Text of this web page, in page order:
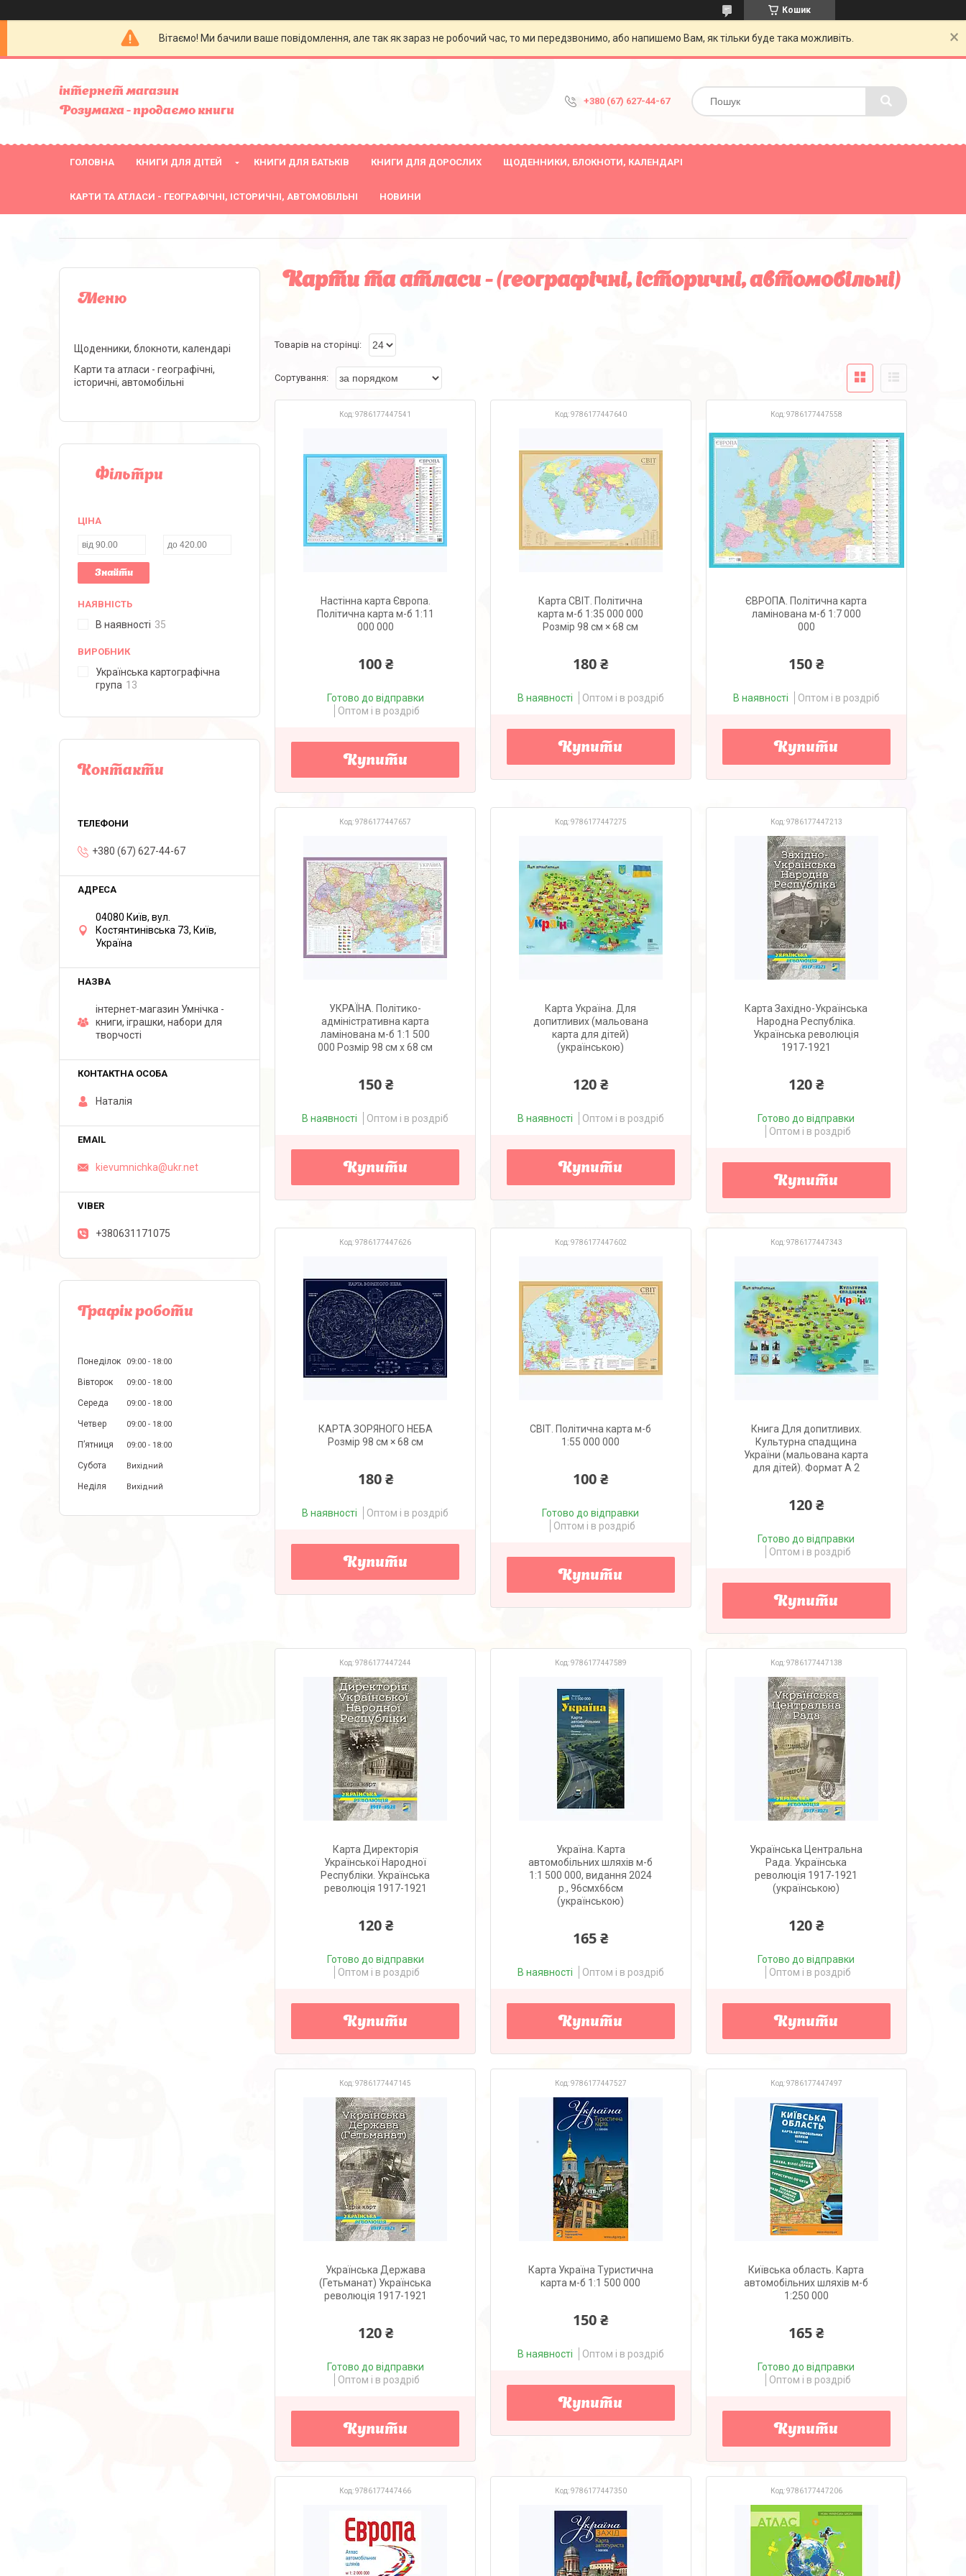
Кошик
Вітаємо! Ми бачили ваше повідомлення, але так як зараз не робочий час, то ми передзвонимо, або напишемо Вам, як тільки буде така можливіть.
інтернет магазин
Розумаха - продаємо книги
+380 (67) 627-44-67
ГОЛОВНА КНИГИ ДЛЯ ДІТЕЙ КНИГИ ДЛЯ БАТЬКІВ КНИГИ ДЛЯ ДОРОСЛИХ ЩОДЕННИКИ, БЛОКНОТИ, КАЛЕНДАРІ
КАРТИ ТА АТЛАСИ - ГЕОГРАФІЧНІ, ІСТОРИЧНІ, АВТОМОБІЛЬНІ НОВИНИ
Карти та атласи - (географічні, історичні, автомобільні)
9786177447541
Настінна карта Європа.
Політична карта м-б 1:11
000 000
100 ₴
Готово до відправки
Оптом і в роздріб
Купити
9786177447640
Карта СВІТ. Політична
карта м-б 1:35 000 000
Розмір 98 см × 68 см
180 ₴
В наявності Оптом і в роздріб
Купити
9786177447558
ЄВРОПА. Політична карта
ламінована м-б 1:7 000
000
150 ₴
В наявності Оптом і в роздріб
Купити
9786177447657
УКРАЇНА. Політико-
адміністративна карта
ламінована м-б 1:1 500
000 Розмір 98 см х 68 см
150 ₴
В наявності Оптом і в роздріб
Купити
9786177447275
Карта Україна. Для
допитливих (мальована
карта для дітей)
(українською)
120 ₴
В наявності Оптом і в роздріб
Купити
9786177447213
Карта Західно-Українська
Народна Республіка.
Українська революція
1917-1921
120 ₴
Готово до відправки
Оптом і в роздріб
Купити
9786177447626
КАРТА ЗОРЯНОГО НЕБА
Розмір 98 см × 68 см
180 ₴
В наявності Оптом і в роздріб
Купити
9786177447602
СВІТ. Політична карта м-б
1:55 000 000
100 ₴
Готово до відправки
Оптом і в роздріб
Купити
9786177447343
Книга Для допитливих.
Культурна спадщина
України (мальована карта
для дітей). Формат А 2
120 ₴
Готово до відправки
Оптом і в роздріб
Купити
9786177447244
Карта Директорія
Української Народної
Республіки. Українська
революція 1917-1921
120 ₴
Готово до відправки
Оптом і в роздріб
Купити
9786177447589
Україна. Карта
автомобільних шляхів м-б
1:1 500 000, видання 2024
р., 96смх66см
(українською)
165 ₴
В наявності Оптом і в роздріб
Купити
9786177447138
Українська Центральна
Рада. Українська
революція 1917-1921
(українською)
120 ₴
Готово до відправки
Оптом і в роздріб
Купити
9786177447145
Українська Держава
(Гетьманат) Українська
революція 1917-1921
120 ₴
Готово до відправки
Оптом і в роздріб
Купити
9786177447527
Карта Україна Туристична
карта м-б 1:1 500 000
150 ₴
В наявності Оптом і в роздріб
Купити
9786177447497
Київська область. Карта
автомобільних шляхів м-б
1:250 000
165 ₴
Готово до відправки
Оптом і в роздріб
Купити
9786177447466 9786177447350 9786177447206
Щоденники, блокноти, календарі
Карти та атласи - географічні,
історичні, автомобільні
Фільтри
ЦІНА
Знайти
НАЯВНІСТЬ
В наявності 35
ВИРОБНИК
Українська картографічна
група 13
Контакти
+380 (67) 627-44-67
04080 Київ, вул.
Костянтинівська 73, Київ,
Україна
інтернет-магазин Умнічка -
книги, іграшки, набори для
творчості
Наталія
kievumnichka@ukr.net
+380631171075
Графік роботи
Понеділок 09:00 18:00
Вівторок 09:00 18:00
Середа 09:00 18:00
Четвер 09:00 18:00
Пʼятниця 09:00 18:00
Субота Вихідний
Неділя Вихідний